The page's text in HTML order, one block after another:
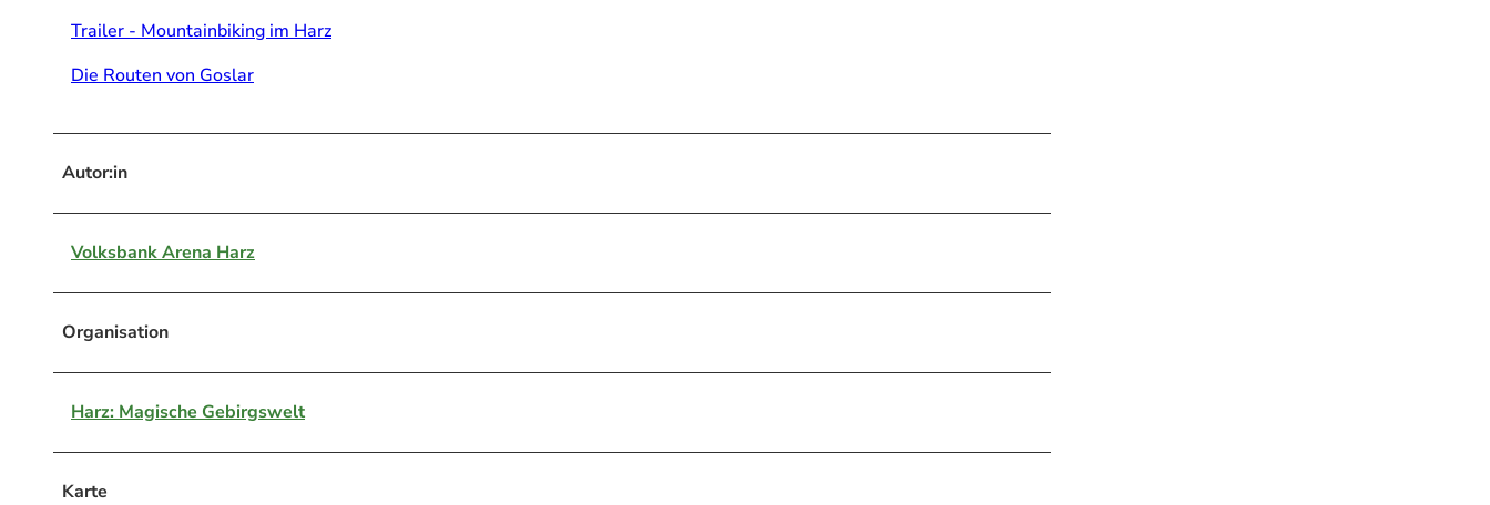
Trailer - Mountainbiking im Harz
Die Routen von Goslar
Autor:in
Volksbank Arena Harz
Organisation
Harz: Magische Gebirgswelt
Karte